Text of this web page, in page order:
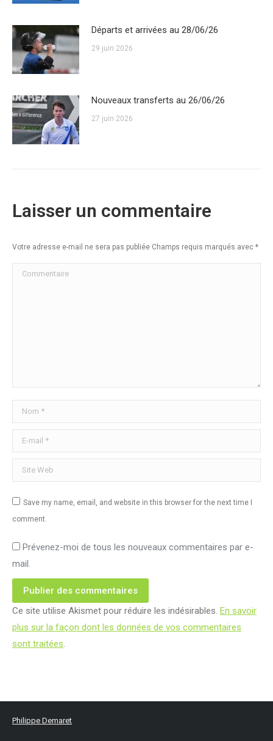
Départs et arrivées au 28/06/26
29 juin 2026
Nouveaux transferts au 26/06/26
27 juin 2026
Laisser un commentaire
Votre adresse e-mail ne sera pas publiée Champs requis marqués avec *
Commentaire
Nom *
E-mail *
Site Web
Save my name, email, and website in this browser for the next time I
comment.
Prévenez-moi de tous les nouveaux commentaires par e-
mail.
Publier des commentaires
Ce site utilise Akismet pour réduire les indésirables. En savoir
plus sur la façon dont les données de vos commentaires
sont traitées.
Philippe Demaret